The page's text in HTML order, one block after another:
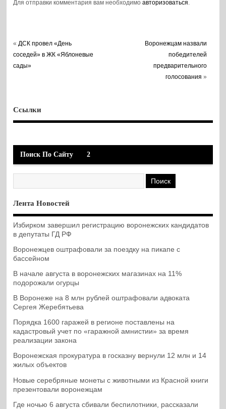
Для отправки комментария вам необходимоавторизоваться
« ДСК провел «День
соседей» в ЖК «Яблоневые
сады»
Воронежцам назвали
победителей
предварительного
голосования »
Ссылки
Поиск По Сайту 2
Лента Новостей
Избирком завершил регистрацию воронежских кандидатов
в депутаты ГД РФ
Воронежцев оштрафовали за поездку на пикапе с
бассейном
В начале августа в воронежских магазинах на 11%
подорожали огурцы
В Воронеже на 8 млн рублей оштрафовали адвоката
Сергея Жеребятьева
Порядка 1600 гаражей в регионе поставлены на
кадастровый учет по «гаражной амнистии» за время
реализации закона
Воронежская прокуратура в госказну вернули 12 млн и 14
жилых объектов
Новые серебряные монеты с животными из Красной книги
презентовали воронежцам
Где ночью 6 августа сбивали беспилотники, рассказали